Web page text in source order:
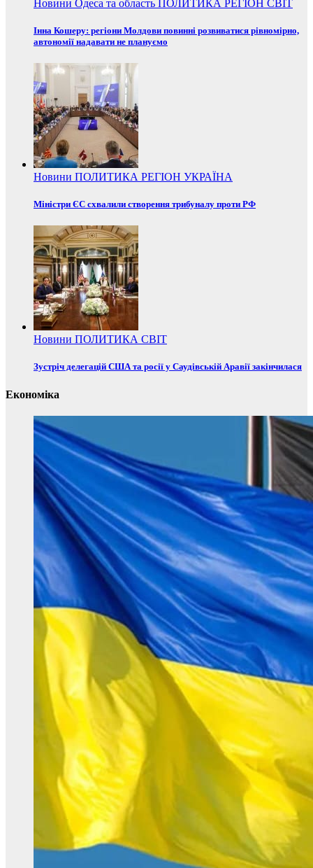
Новини Одеса та область ПОЛИТИКА РЕГІОН СВІТ
Інна Кошеру: регіони Молдови повинні розвиватися рівномірно,
автономії надавати не плануємо
Новини ПОЛИТИКА РЕГІОН УКРАЇНА
Міністри ЄС схвалили створення трибуналу проти РФ
Новини ПОЛИТИКА СВІТ
Зустріч делегацій США та росії у Саудівській Аравії закінчилася
Економіка